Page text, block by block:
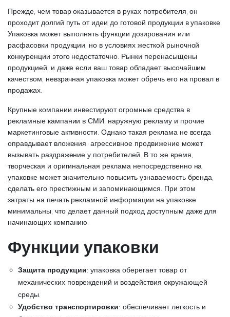
Прежде, чем товар оказывается в руках потребителя, он
проходит долгий путь от идеи до готовой продукции в упаковке.
Упаковка может выполнять функции дозирования или
расфасовки продукции, но в условиях жесткой рыночной
конкуренции этого недостаточно. Рынки перенасыщены
продукцией, и даже если ваш товар обладает высочайшим
качеством, невзрачная упаковка может обречь его на провал в
продажах.
Крупные компании инвестируют огромные средства в
рекламные кампании в СМИ, наружную рекламу и прочие
маркетинговые активности. Однако такая реклама не всегда
оправдывает вложения: агрессивное продвижение может
вызывать раздражение у потребителей. В то же время,
творческая и оригинальная реклама непосредственно на
упаковке может значительно повысить узнаваемость бренда,
сделать его престижным и запоминающимся. При этом
затраты на печать рекламной информации на упаковке
минимальны, что делает данный подход доступным даже для
начинающих компанию.
Функции упаковки
Защита продукции: упаковка оберегает товар от
механических повреждений и воздействия окружающей
среды.
Удобство транспортировки: обеспечивает легкость и